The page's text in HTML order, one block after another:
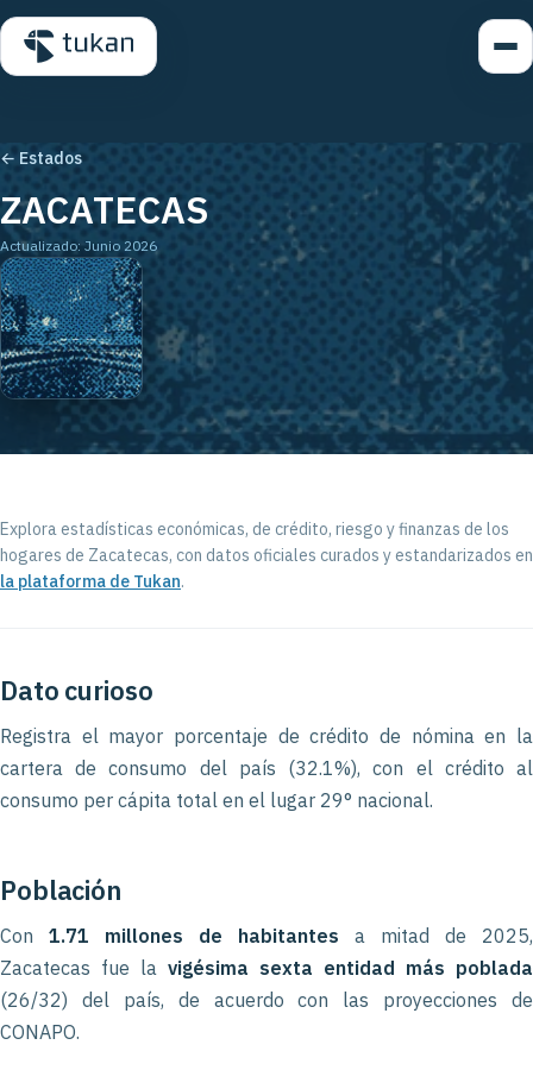
← Estados
ZACATECAS
Actualizado: Junio 2026
Explora estadísticas económicas, de crédito, riesgo y finanzas de los
hogares de Zacatecas, con datos oficiales curados y estandarizados en
la plataforma de Tukan.
Dato curioso
Registra el mayor porcentaje de crédito de nómina en la
cartera de consumo del país (32.1%), con el crédito al
consumo per cápita total en el lugar 29° nacional.
Población
Con 1.71 millones de habitantes a mitad de 2025,
Zacatecas fue la vigésima sexta entidad más poblada
(26/32) del país, de acuerdo con las proyecciones de
CONAPO.